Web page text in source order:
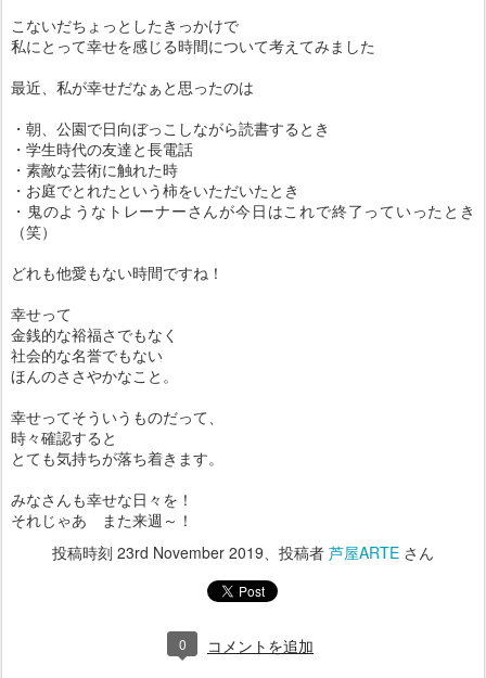
こないだちょっとしたきっかけで
私にとって幸せを感じる時間について考えてみました
最近、私が幸せだなぁと思ったのは
・朝、公園で日向ぼっこしながら読書するとき
・学生時代の友達と長電話
・素敵な芸術に触れた時
・お庭でとれたという柿をいただいたとき
・鬼のようなトレーナーさんが今日はこれで終了っていったとき
（笑）
どれも他愛もない時間ですね！
幸せって
金銭的な裕福さでもなく
社会的な名誉でもない
ほんのささやかなこと。
幸せってそういうものだって、
時々確認すると
とても気持ちが落ち着きます。
みなさんも幸せな日々を！
それじゃあ また来週～！
投稿時刻 23rd November 2019 、投稿者 芦屋ARTE さん
0 コメントを追加